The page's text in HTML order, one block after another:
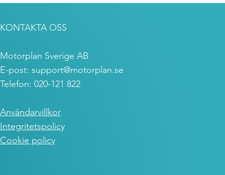
KONTAKTA OSS
Motorplan Sverige AB
E-post: support@motorplan.se
Telefon: 020-121 822
Användarvillkor
Integritetspolicy
Cookie policy